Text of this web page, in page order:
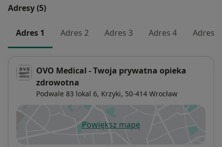
Adresy (5)
Adres 1 Adres 2 Adres 3 Adres 4 Adres 5
OVO Medical - Twoja prywatna opieka
zdrowotna
Podwale 83 lokal 6, Krzyki, 50-414 Wrocław
Powiększ mapęotwiera się w nowej karcie